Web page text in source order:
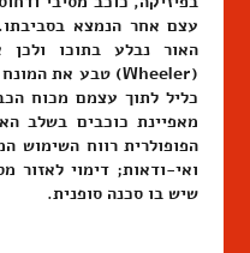
עצם אחר הנמצא
האור נבלע בתוכו ולכן
כליל לתוך עצמם מכוח
מאפיינת כוכבים בשלב
הפופולרית רווח השימוש
ואי-ודאות; דימוי לאזור
שיש בו סכנה סופנית.